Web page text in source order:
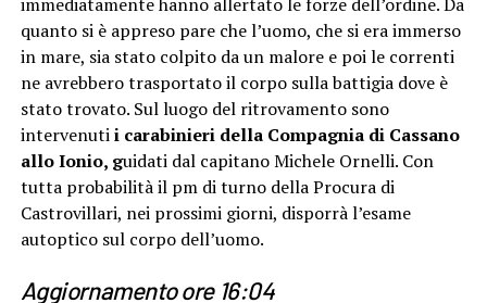
quanto si è appreso pare che l’uomo, che si era immerso
in mare, sia stato colpito da un malore e poi le correnti
ne avrebbero trasportato il corpo sulla battigia dove è
stato trovato. Sul luogo del ritrovamento sono
intervenutii carabinieri della Compagnia di Cassano
allo Ionio, guidati dal capitano Michele Ornelli. Con
tutta probabilità il pm di turno della Procura di
Castrovillari, nei prossimi giorni, disporrà l’esame
autoptico sul corpo dell’uomo.
Aggiornamento ore 16:04